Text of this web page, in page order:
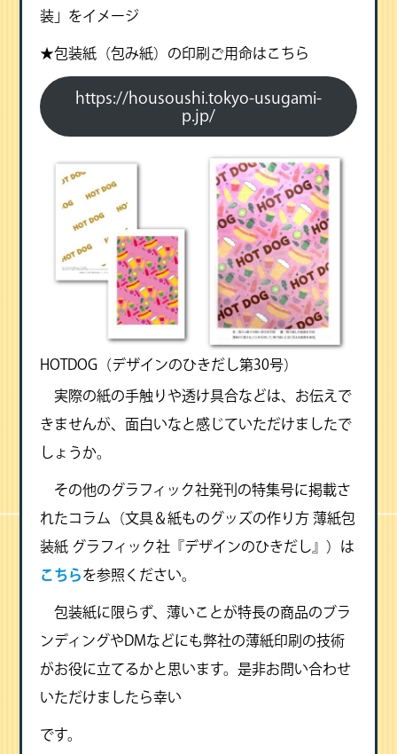
装」をイメージ
★包装紙（包み紙）の印刷ご用命はこちら
https://housoushi.tokyo-usugami-
p.jp/
HOTDOG（デザインのひきだし第30号）
実際の紙の手触りや透け具合などは、お伝えで
きませんが、面白いなと感じていただけましたで
しょうか。
その他のグラフィック社発刊の特集号に掲載さ
れたコラム（文具＆紙ものグッズの作り方 薄紙包
装紙 グラフィック社『デザインのひきだし』）は
こちらを参照ください。
包装紙に限らず、薄いことが特長の商品のブラ
ンディングやDMなどにも弊社の薄紙印刷の技術
がお役に立てるかと思います。是非お問い合わせ
いただけましたら幸い
です。